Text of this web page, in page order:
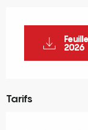
2026
Tarifs